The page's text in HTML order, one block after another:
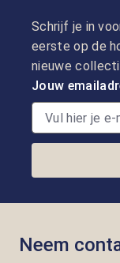
Schrijf je in
eerste op de
nieuwe
Jouw
Neem